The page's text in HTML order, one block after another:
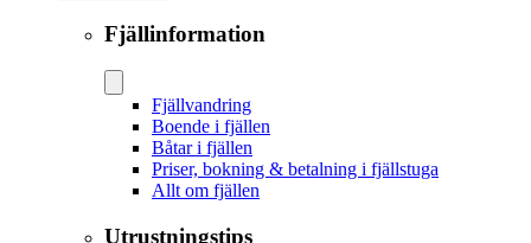
Fjällinformation
Fjällvandring
Boende i fjällen
Båtar i fjällen
Priser, bokning & betalning i fjällstuga
Allt om fjällen
Utrustningstips